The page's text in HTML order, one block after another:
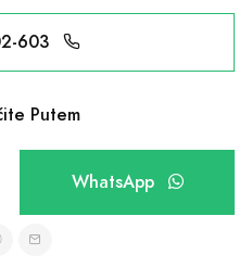
603
Putem
WhatsApp